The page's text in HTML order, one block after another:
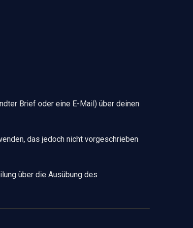
Brief oder eine E-Mail) über deinen
das jedoch nicht vorgeschrieben
über die Ausübung des